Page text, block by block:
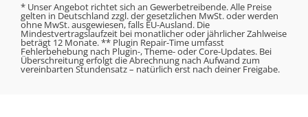
* Unser Angebot richtet sich an Gewerbetreibende. Alle Preise
gelten in Deutschland zzgl. der gesetzlichen MwSt. oder werden
ohne MwSt. ausgewiesen, falls EU-Ausland. Die
Mindestvertragslaufzeit bei monatlicher oder jährlicher Zahlweise
beträgt 12 Monate. ** Plugin Repair-Time umfasst
Fehlerbehebung nach Plugin-, Theme- oder Core-Updates. Bei
Überschreitung erfolgt die Abrechnung nach Aufwand zum
vereinbarten Stundensatz – natürlich erst nach deiner Freigabe.